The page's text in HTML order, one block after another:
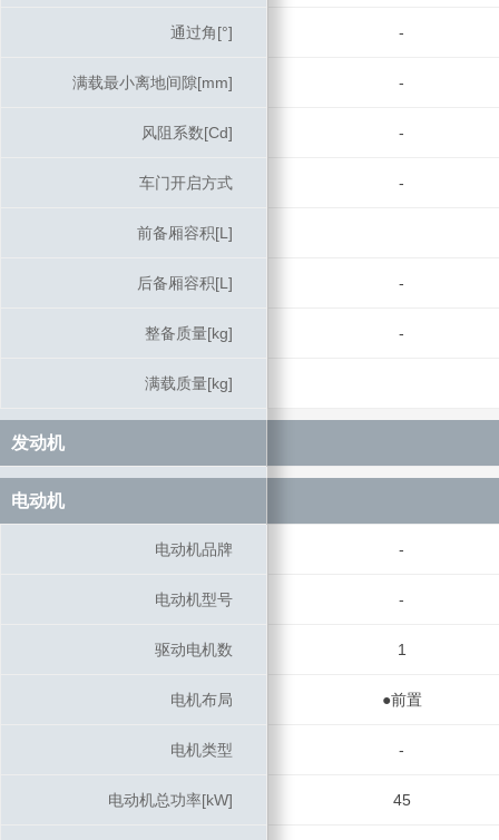
通过角[°] -
满载最小离地间隙[mm] -
风阻系数[Cd] -
车门开启方式 -
前备厢容积[L]
后备厢容积[L] -
整备质量[kg] -
满载质量[kg]
发动机
电动机
电动机品牌 -
电动机型号 -
驱动电机数 1
电机布局 ●前置
电机类型 -
电动机总功率[kW] 45
通过角[°]
满载最小离地间隙[mm]
风阻系数[Cd]
车门开启方式
前备厢容积[L]
后备厢容积[L]
整备质量[kg]
满载质量[kg]
发动机
电动机
电动机品牌
电动机型号
驱动电机数
电机布局
电机类型
电动机总功率[kW]